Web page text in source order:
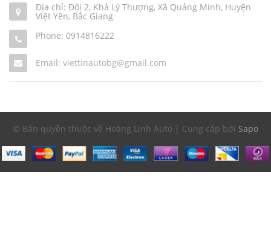
Địa chỉ: Đội 2, Khả Lý Thượng, Xã Quảng Minh, Huyện
Việt Yên, Bắc Giang
Phone: 0914816222
Email: viettinautobg@gmail.com
© Bản quyền thuộc về Hoàng Linh Auto | Cung cấp bởi Sapo